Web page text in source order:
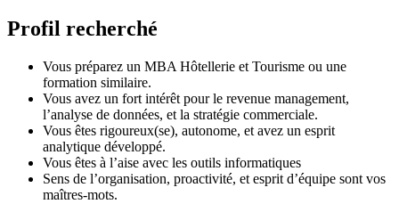
Profil recherché
Vous préparez un MBA Hôtellerie et Tourisme ou une
formation similaire.
Vous avez un fort intérêt pour le revenue management,
l’analyse de données, et la stratégie commerciale.
Vous êtes rigoureux(se), autonome, et avez un esprit
analytique développé.
Vous êtes à l’aise avec les outils informatiques
Sens de l’organisation, proactivité, et esprit d’équipe sont vos
maîtres-mots.